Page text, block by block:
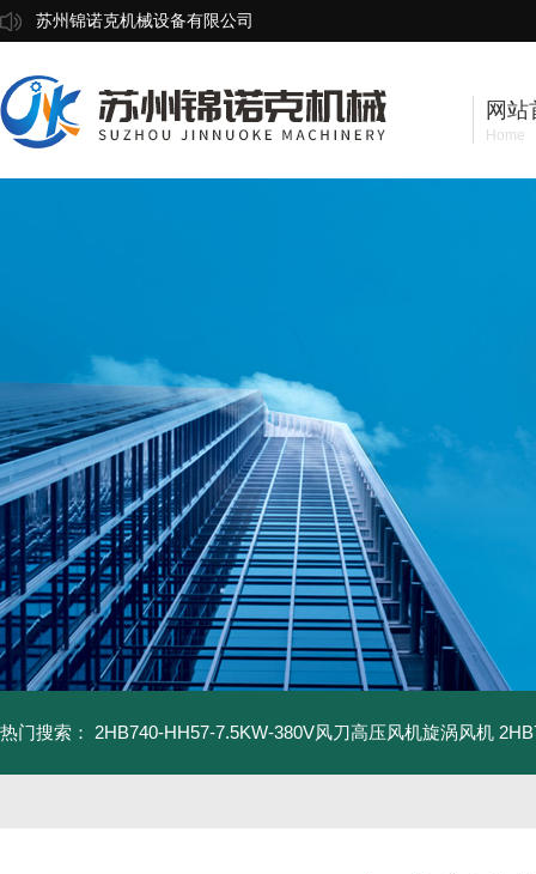
苏州锦诺克机械设备有限公司
网站
Home
热门搜索： 2HB740-HH57-7.5KW-380V风刀高压风机旋涡风机